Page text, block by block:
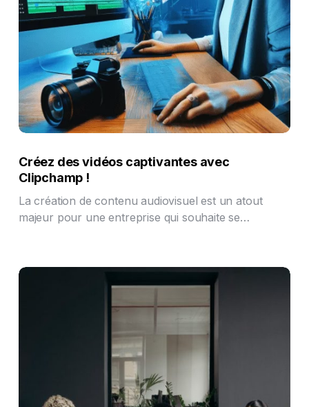
Créez des vidéos captivantes avec
Clipchamp !
La création de contenu audiovisuel est un atout
majeur pour une entreprise qui souhaite se…